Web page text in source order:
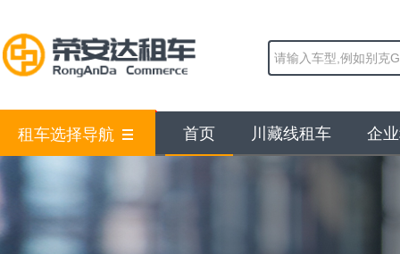
租车选择导航 首页 川藏线租车 企